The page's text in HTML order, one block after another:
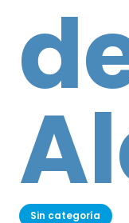
Sin categoría